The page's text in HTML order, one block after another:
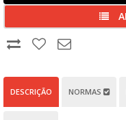
DESCRIÇÃO NORMAS